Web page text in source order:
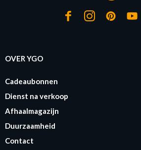
OVER YGO
Cadeaubonnen
Dienst na verkoop
Afhaalmagazijn
Duurzaamheid
Contact